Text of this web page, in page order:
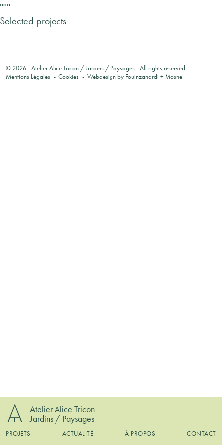
Atelier Alice Tricon
Jardins / Paysages
PROJETS ACTUALITÉ À PROPOS CONTACT
aaa
Selected projects
© 2026 -Atelier Alice Tricon / Jardins / Paysages- All rights reserved
Mentions Légales
Cookies Webdesign by Fouinzanardi + Mosne.